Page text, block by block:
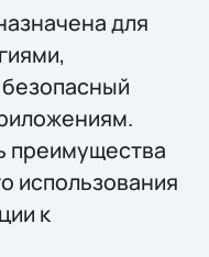
для
преимущества
использования
к